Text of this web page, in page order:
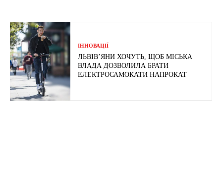
ІННОВАЦІЇ
ЛЬВІВ’ЯНИ ХОЧУТЬ, ЩОБ МІСЬКА
ВЛАДА ДОЗВОЛИЛА БРАТИ
ЕЛЕКТРОСАМОКАТИ НАПРОКАТ